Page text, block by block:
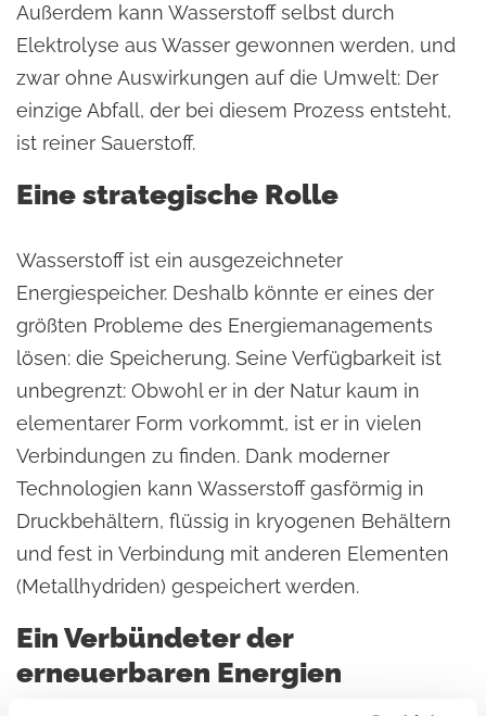
Außerdem kann Wasserstoff selbst durch
Elektrolyse aus Wasser gewonnen werden, und
zwar ohne Auswirkungen auf die Umwelt: Der
einzige Abfall, der bei diesem Prozess entsteht,
ist reiner Sauerstoff.
Eine strategische Rolle
Wasserstoff ist ein ausgezeichneter
Energiespeicher. Deshalb könnte er eines der
größten Probleme des Energiemanagements
lösen: die Speicherung. Seine Verfügbarkeit ist
unbegrenzt: Obwohl er in der Natur kaum in
elementarer Form vorkommt, ist er in vielen
Verbindungen zu finden. Dank moderner
Technologien kann Wasserstoff gasförmig in
Druckbehältern, flüssig in kryogenen Behältern
und fest in Verbindung mit anderen Elementen
(Metallhydriden) gespeichert werden.
Ein Verbündeter der
erneuerbaren Energien